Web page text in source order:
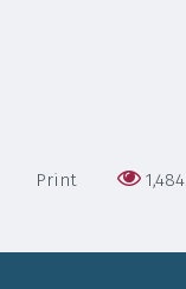
Print 1,484